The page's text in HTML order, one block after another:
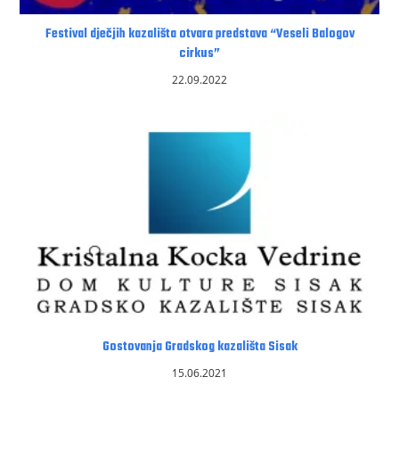
Festival dječjih kazališta otvara predstava “Veseli Balogov
cirkus”
22.09.2022
Gostovanja Gradskog kazališta Sisak
15.06.2021